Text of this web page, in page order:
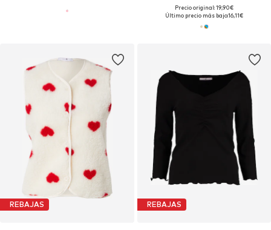
Precio original: 19,90€
Último precio más bajo:16,11€
REBAJAS REBAJAS